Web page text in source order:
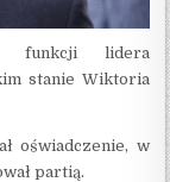
funkcji lidera
stanie Wiktoria
oświadczenie, w
partią.